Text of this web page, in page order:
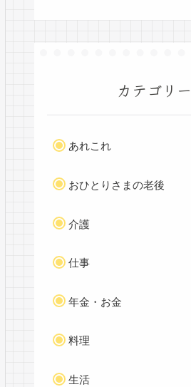
カテゴリー
あれこれ
おひとりさまの老後
介護
仕事
年金・お金
料理
生活